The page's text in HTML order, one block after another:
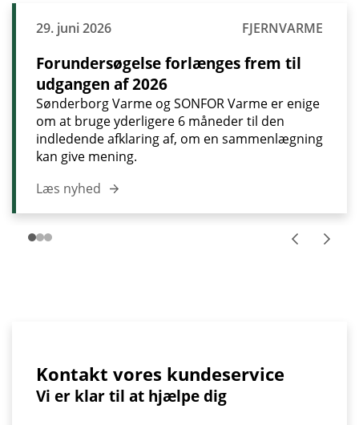
29. juni 2026 FJERNVARME
Forundersøgelse forlænges frem til
udgangen af 2026
Sønderborg Varme og SONFOR Varme er enige
om at bruge yderligere 6 måneder til den
indledende afklaring af, om en sammenlægning
kan give mening.
Læs nyhed
Kontakt vores kundeservice
Vi er klar til at hjælpe dig